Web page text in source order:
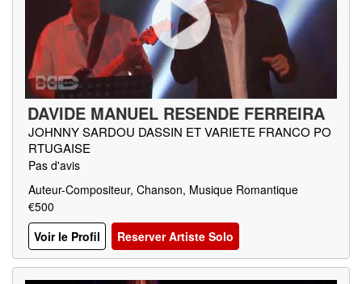
DAVIDE MANUEL RESENDE FERREIRA
JOHNNY SARDOU DASSIN ET VARIETE FRANCO PO
RTUGAISE
Pas d'avis
Auteur-Compositeur, Chanson, Musique Romantique
€500
Voir le Profil
Reserver Artiste Solo